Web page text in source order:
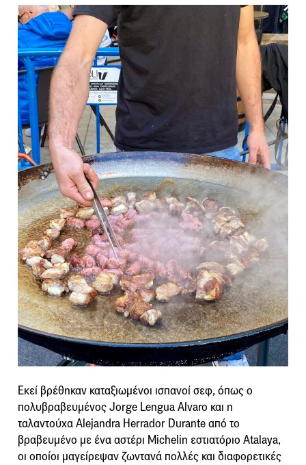
Εκεί βρέθηκαν καταξιωμένοι ισπανοί σεφ, όπως ο
πολυβραβευμένος Jorge Lengua Alvaro και η
ταλαντούχα Alejandra Herrador Durante από το
βραβευμένο με ένα αστέρι Michelin εστιατόριο Atalaya,
οι οποίοι μαγείρεψαν ζωντανά πολλές και διαφορετικές